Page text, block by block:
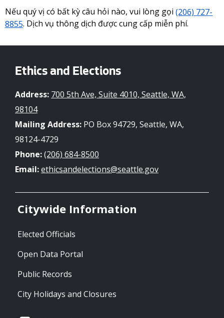
Nếu quý vị có bất kỳ câu hỏi nào, vui lòng gọi (206) 727-
8855. Dịch vụ thông dịch được cung cấp miễn phí.
Ethics and Elections
Address: 700 5th Ave, Suite 4010, Seattle, WA,
98104
Mailing Address: PO Box 94729, Seattle, WA,
98124-4729
Phone:(206) 684-8500
Email:ethicsandelections@seattle.gov
Citywide Information
Elected Officials
Open Data Portal
Public Records
City Holidays and Closures